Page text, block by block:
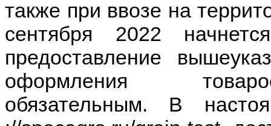
также при ввозе на
сентября 2022
предоставление
оформления
обязательным. В